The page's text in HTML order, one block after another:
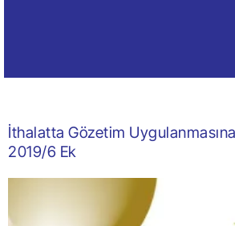
İthalatta Gözetim
2019/6 Ek